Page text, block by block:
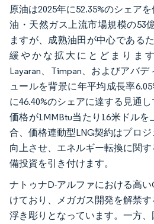
原油は2025年に52.35%のシェア
油・天然ガス上流市場規模の53
ますが、成熟油田が中心である
緩やかな拡大にとどまりま
Layaran、Timpan、およびアバ
ュールを背景に年平均成長率
に46.40%のシェアに達する見通
価格が1MMBtu当たり16米ドル
合、価格連動型LNG契約はプロ
向上させ、エネルギー転換に関
備投資を引き付けます。
ナトゥナD-アルファにおける高
けており、メガガス開発を解禁
浮き彫りとなっています。一方